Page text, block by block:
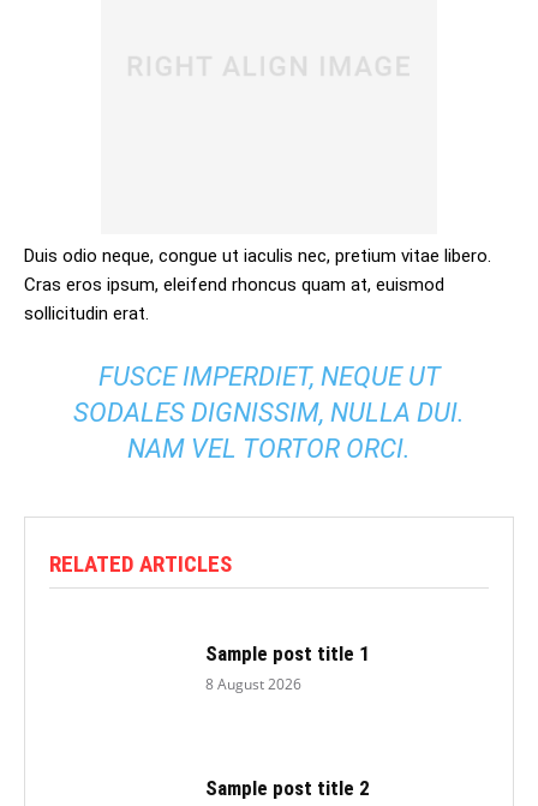
Duis odio neque, congue ut iaculis nec, pretium vitae libero.
Cras eros ipsum, eleifend rhoncus quam at, euismod
sollicitudin erat.
FUSCE IMPERDIET, NEQUE UT
SODALES DIGNISSIM, NULLA DUI.
NAM VEL TORTOR ORCI.
RELATED ARTICLES
Sample post title 1
8 August 2026
Sample post title 2